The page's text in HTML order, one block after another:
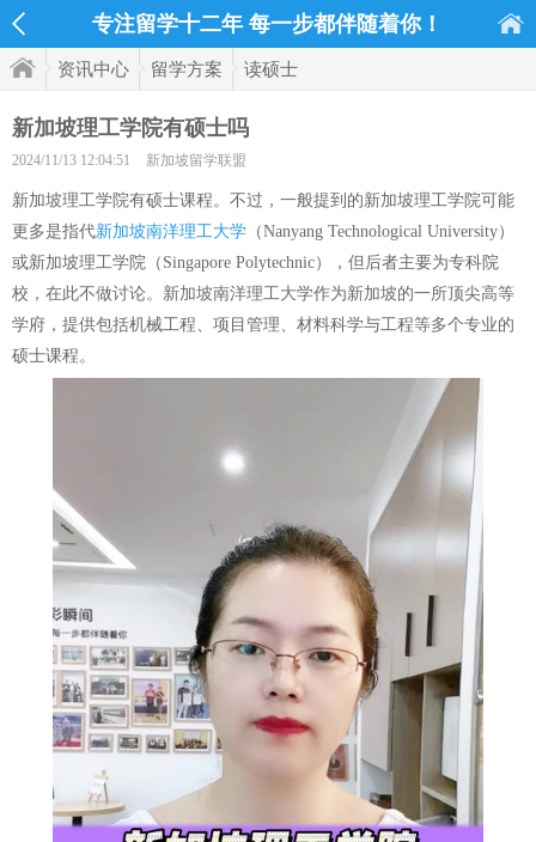
专注留学十二年 每一步都伴随着你！
资讯中心 留学方案 读硕士
新加坡理工学院有硕士吗
2024/11/13 12:04:51 新加坡留学联盟
新加坡理工学院有硕士课程。不过，一般提到的新加坡理工学院可能
更多是指代新加坡南洋理工大学 （Nanyang Technological University）
或新加坡理工学院（Singapore Polytechnic），但后者主要为专科院
校，在此不做讨论。新加坡南洋理工大学作为新加坡的一所顶尖高等
学府，提供包括机械工程、项目管理、材料科学与工程等多个专业的
硕士课程。